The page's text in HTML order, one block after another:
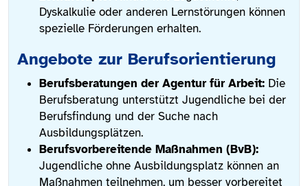
Dyskalkulie oder anderen Lernstörungen können
spezielle Förderungen erhalten.
Angebote zur Berufsorientierung
Berufsberatungen der Agentur für Arbeit: Die
Berufsberatung unterstützt Jugendliche bei der
Berufsfindung und der Suche nach
Ausbildungsplätzen.
Berufsvorbereitende Maßnahmen (BvB):
Jugendliche ohne Ausbildungsplatz können an
Maßnahmen teilnehmen, um besser vorbereitet